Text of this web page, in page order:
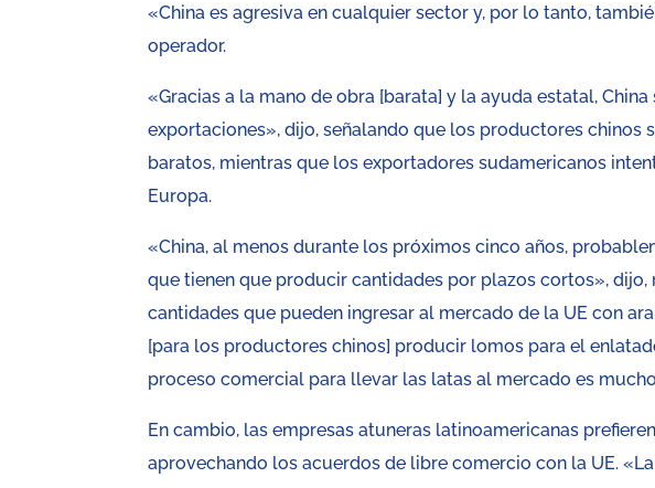
«China es agresiva en cualquier sector y, por lo tanto,
operador.
«Gracias a la mano de obra [barata] y la ayuda estatal,
exportaciones», dijo, señalando que los productores chinos
baratos, mientras que los exportadores sudamericanos
Europa.
«China, al menos durante los próximos cinco años,
que tienen que producir cantidades por plazos cortos», dijo,
cantidades que pueden ingresar al mercado de la UE con
[para los productores chinos] producir lomos para el
proceso comercial para llevar las latas al mercado es
En cambio, las empresas atuneras latinoamericanas
aprovechando los acuerdos de libre comercio con la UE.